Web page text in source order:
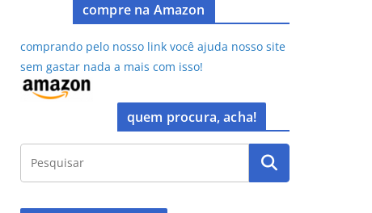
compre na Amazon
comprando pelo nosso link você ajuda nosso site
sem gastar nada a mais com isso!
quem procura, acha!